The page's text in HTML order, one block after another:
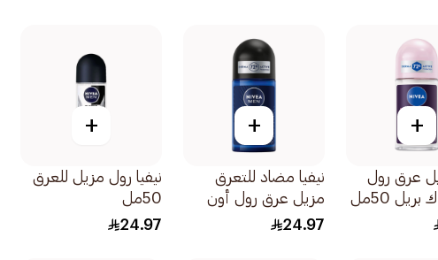
+
عرق رول
50مل
+
نيفيا مضاد للتعرق
مزيل عرق رول أون
الكربون الأسود
24.97
+
نيفيا رول مزيل للعرق
50مل
24.97